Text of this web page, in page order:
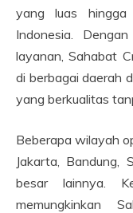
yang luas
Indonesia.
layanan, Sahabat
di berbagai daerah
yang berkualitas
Beberapa wilayah
Jakarta, Bandung,
besar lainnya.
memungkinkan